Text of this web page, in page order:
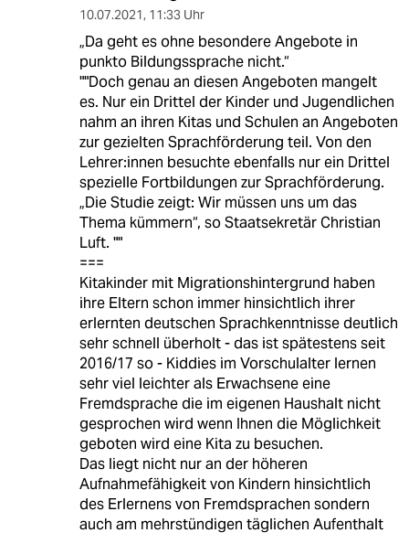
10.07.2021, 11:33 Uhr
„Da geht es ohne besondere Angebote in
punkto Bildungssprache nicht.“
""Doch genau an diesen Angeboten mangelt
es. Nur ein Drittel der Kinder und Jugendlichen
nahm an ihren Kitas und Schulen an Angeboten
zur gezielten Sprachförderung teil. Von den
Leh­re­r:in­nen besuchte ebenfalls nur ein Drittel
spezielle Fortbildungen zur Sprachförderung.
„Die Studie zeigt: Wir müssen uns um das
Thema kümmern“, so Staatsekretär Christian
Luft. ""
===
Kitakinder mit Migrationshintergrund haben
ihre Eltern schon immer hinsichtlich ihrer
erlernten deutschen Sprachkenntnisse deutlich
sehr schnell überholt - das ist spätestens seit
2016/17 so - Kiddies im Vorschulalter lernen
sehr viel leichter als Erwachsene eine
Fremdsprache die im eigenen Haushalt nicht
gesprochen wird wenn Ihnen die Möglichkeit
geboten wird eine Kita zu besuchen.
Das liegt nicht nur an der höheren
Aufnahmefähigkeit von Kindern hinsichtlich
des Erlernens von Fremdsprachen sondern
auch am mehrstündigen täglichen Aufenthalt